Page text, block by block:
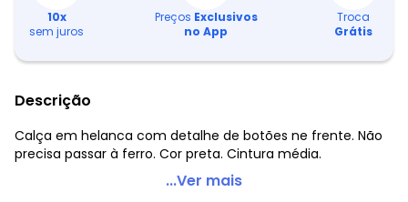
10x
sem juros
Preços Exclusivos
no App
Troca
Grátis
Descrição
Calça em helanca com detalhe de botões ne frente. Não
precisa passar à ferro. Cor preta. Cintura média.
Moda Pop - Calça Preta em Helanca com Botões
...Ver mais